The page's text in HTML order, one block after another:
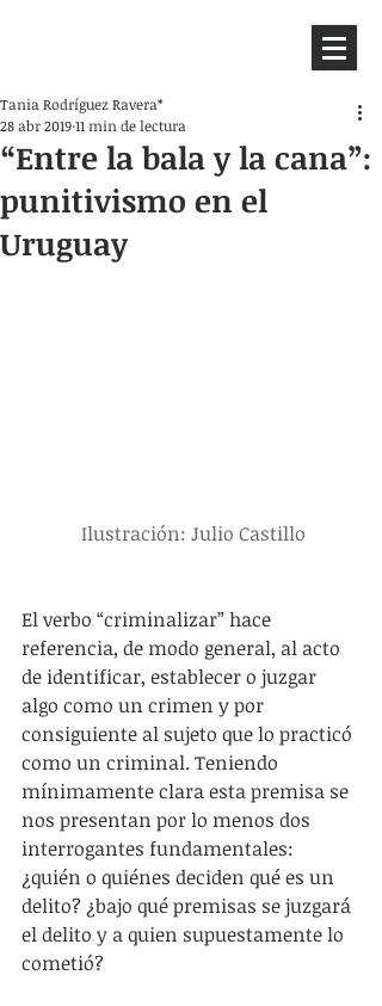
“Entre la bala y la cana”:
punitivismo en el
Uruguay
Tania Rodríguez Ravera*
28 abr 201911 min de lectura
Ilustración: Julio Castillo
El verbo “criminalizar” hace
referencia, de modo general, al acto
de identificar, establecer o juzgar
algo como un crimen y por
consiguiente al sujeto que lo practicó
como un criminal. Teniendo
mínimamente clara esta premisa se
nos presentan por lo menos dos
interrogantes fundamentales:
¿quién o quiénes deciden qué es un
delito? ¿bajo qué premisas se juzgará
el delito y a quien supuestamente lo
cometió?